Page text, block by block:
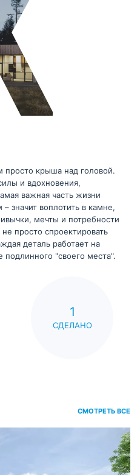
просто крыша над головой.
и вдохновения,
важная часть жизни
значит воплотить в камне,
мечты и потребности
просто спроектировать
деталь работает на
"своего места".
1
СДЕЛАНО
СМОТРЕТЬ ВСЕ